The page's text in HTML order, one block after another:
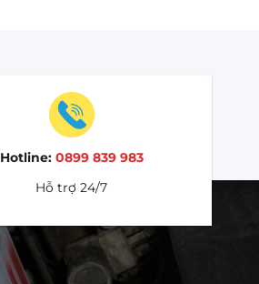
Hotline: 0899 839 983
Hỗ trợ 24/7